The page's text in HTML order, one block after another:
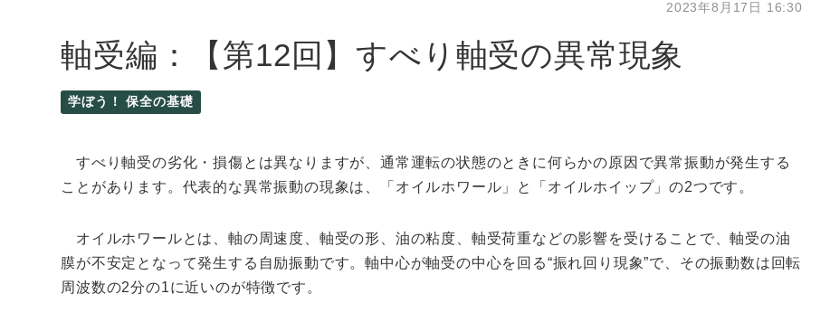
2023年8月17日 16:30
軸受編：【第12回】すべり軸受の異常現象
学ぼう！ 保全の基礎
すべり軸受の劣化・損傷とは異なりますが、通常運転の状態のときに何らかの原因で異常振動が発生する
ことがあります。代表的な異常振動の現象は、「オイルホワール」と「オイルホイップ」の2つです。
オイルホワールとは、軸の周速度、軸受の形、油の粘度、軸受荷重などの影響を受けることで、軸受の油
膜が不安定となって発生する自励振動です。軸中心が軸受の中心を回る“振れ回り現象”で、その振動数は回転
周波数の2分の1に近いのが特徴です。